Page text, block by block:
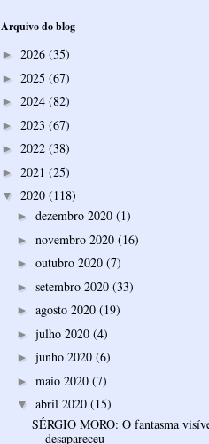
Arquivo do blog
► 2026 (35)
► 2025 (67)
► 2024 (82)
► 2023 (67)
► 2022 (38)
► 2021 (25)
▼ 2020 (118)
► dezembro 2020 (1)
► novembro 2020 (16)
► outubro 2020 (7)
► setembro 2020 (33)
► agosto 2020 (19)
► julho 2020 (4)
► junho 2020 (6)
► maio 2020 (7)
▼ abril 2020 (15)
SÉRGIO MORO: O fantasma
desapareceu